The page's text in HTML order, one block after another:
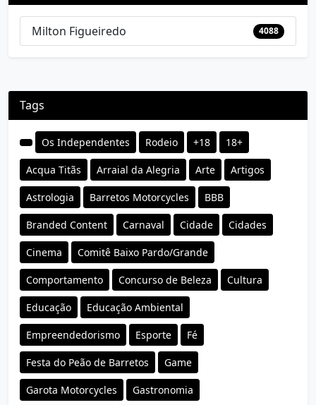
Milton Figueiredo 4088
Tags
Os Independentes Rodeio +18 18+
Acqua Titãs Arraial da Alegria Arte Artigos
Astrologia Barretos Motorcycles BBB
Branded Content Carnaval Cidade Cidades
Cinema Comitê Baixo Pardo/Grande
Comportamento Concurso de Beleza Cultura
Educação Educação Ambiental
Empreendedorismo Esporte Fé
Festa do Peão de Barretos Game
Garota Motorcycles Gastronomia